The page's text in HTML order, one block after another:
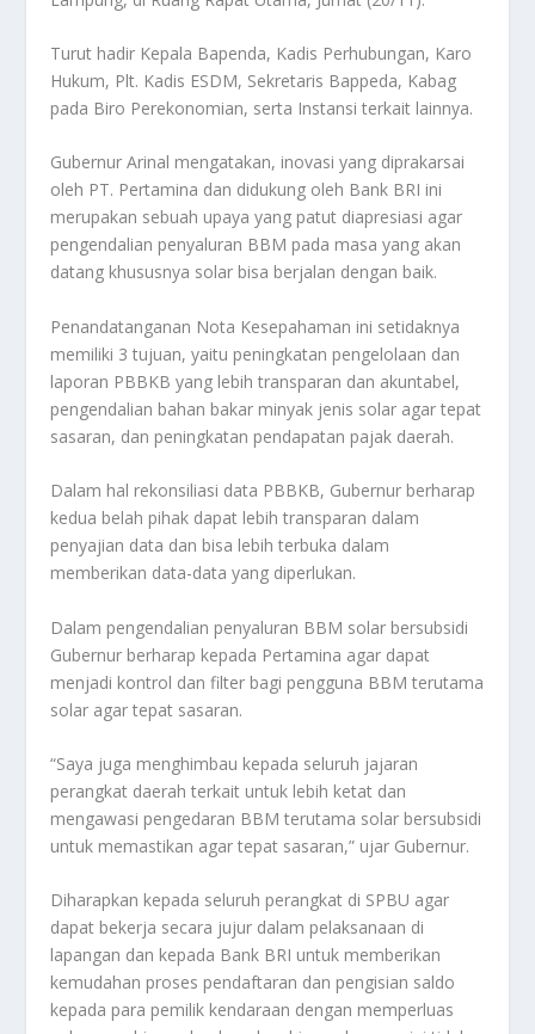
Turut hadir Kepala Bapenda, Kadis Perhubungan, Karo
Hukum, Plt. Kadis ESDM, Sekretaris Bappeda, Kabag
pada Biro Perekonomian, serta Instansi terkait lainnya.
Gubernur Arinal mengatakan, inovasi yang diprakarsai
oleh PT. Pertamina dan didukung oleh Bank BRI ini
merupakan sebuah upaya yang patut diapresiasi agar
pengendalian penyaluran BBM pada masa yang akan
datang khususnya solar bisa berjalan dengan baik.
Penandatanganan Nota Kesepahaman ini setidaknya
memiliki 3 tujuan, yaitu peningkatan pengelolaan dan
laporan PBBKB yang lebih transparan dan akuntabel,
pengendalian bahan bakar minyak jenis solar agar tepat
sasaran, dan peningkatan pendapatan pajak daerah.
Dalam hal rekonsiliasi data PBBKB, Gubernur berharap
kedua belah pihak dapat lebih transparan dalam
penyajian data dan bisa lebih terbuka dalam
memberikan data-data yang diperlukan.
Dalam pengendalian penyaluran BBM solar bersubsidi
Gubernur berharap kepada Pertamina agar dapat
menjadi kontrol dan filter bagi pengguna BBM terutama
solar agar tepat sasaran.
“Saya juga menghimbau kepada seluruh jajaran
perangkat daerah terkait untuk lebih ketat dan
mengawasi pengedaran BBM terutama solar bersubsidi
untuk memastikan agar tepat sasaran,” ujar Gubernur.
Diharapkan kepada seluruh perangkat di SPBU agar
dapat bekerja secara jujur dalam pelaksanaan di
lapangan dan kepada Bank BRI untuk memberikan
kemudahan proses pendaftaran dan pengisian saldo
kepada para pemilik kendaraan dengan memperluas